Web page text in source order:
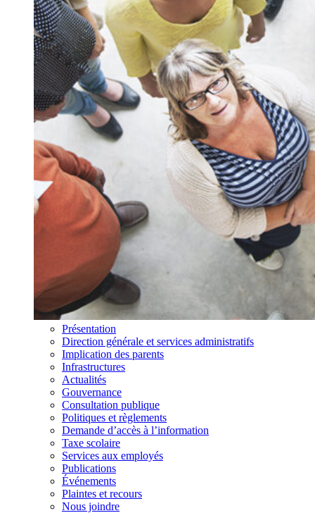
Présentation
Direction générale et services administratifs
Implication des parents
Infrastructures
Actualités
Gouvernance
Consultation publique
Politiques et règlements
Demande d’accès à l’information
Taxe scolaire
Services aux employés
Publications
Événements
Plaintes et recours
Nous joindre